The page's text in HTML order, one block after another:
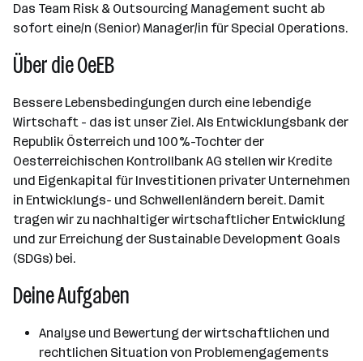
Das Team Risk & Outsourcing Management sucht ab
sofort eine/n (Senior) Manager/in für Special Operations.
Über die OeEB
Bessere Lebensbedingungen durch eine lebendige
Wirtschaft - das ist unser Ziel. Als Entwicklungsbank der
Republik Österreich und 100%-Tochter der
Oesterreichischen Kontrollbank AG stellen wir Kredite
und Eigenkapital für Investitionen privater Unternehmen
in Entwicklungs- und Schwellenländern bereit. Damit
tragen wir zu nachhaltiger wirtschaftlicher Entwicklung
und zur Erreichung der Sustainable Development Goals
(SDGs) bei.
Deine Aufgaben
Analyse und Bewertung der wirtschaftlichen und
rechtlichen Situation von Problemengagements